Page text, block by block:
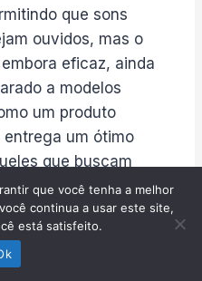
que sons
ouvidos, mas o
eficaz, ainda
a modelos
um produto
entrega um ótimo
que buscam
o banco.
que você tenha a melhor
continua a usar este site,
está satisfeito.